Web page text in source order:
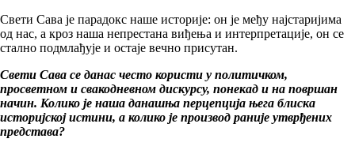
Свети Сава је парадокс наше историје: он је међу најстаријима
од нас, а кроз наша непрестана виђења и интерпретације, он се
стално подмлађује и остаје вечно присутан.
Свети Сава се данас често користи у политичком,
просветном и свакодневном дискурсу, понекад и на површан
начин. Колико је наша данашња перцепција њега блиска
историјској истини, а колико је производ раније утврђених
представа?